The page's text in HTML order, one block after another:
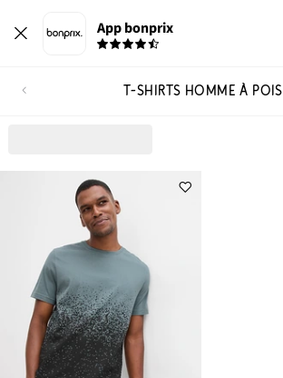
App bonprix
T-SHIRTS HOMME À POIS